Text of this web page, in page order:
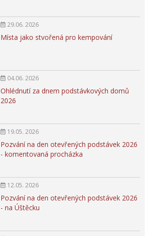
29.06. 2026
Místa jako stvořená pro kempování
04.06. 2026
Ohlédnutí za dnem podstávkových domů
2026
19.05. 2026
Pozvání na den otevřených podstávek 2026
- komentovaná procházka
12.05. 2026
Pozvání na den otevřených podstávek 2026
- na Úštěcku